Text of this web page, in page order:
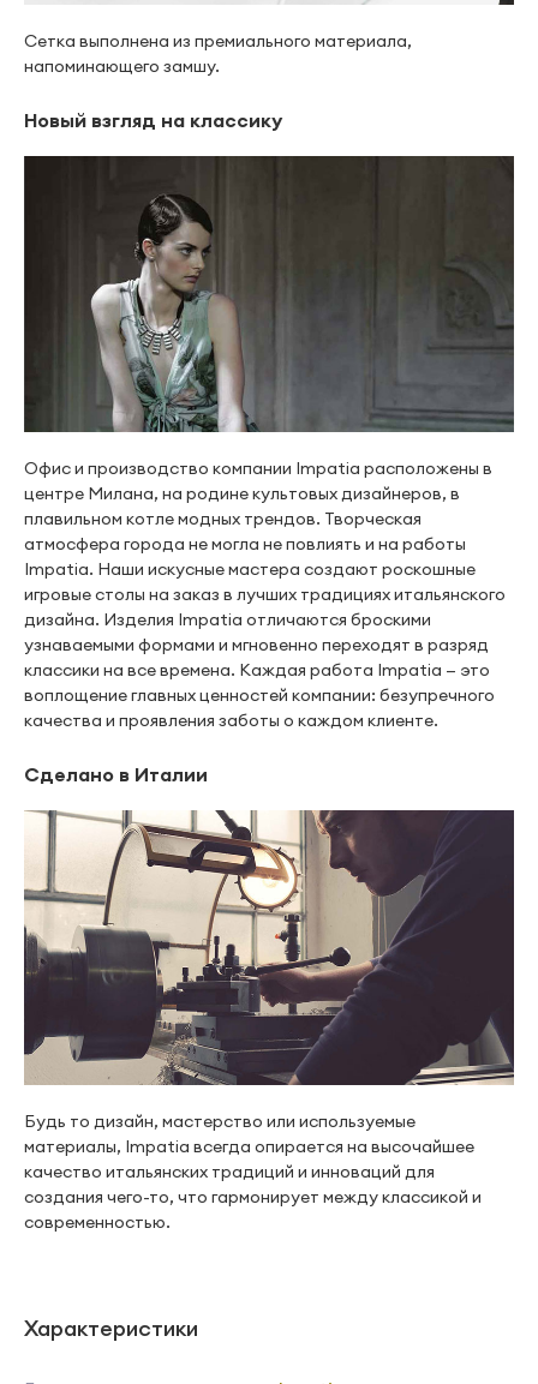
Сетка выполнена из премиального материала,
напоминающего замшу.
Новый взгляд на классику
Офис и производство компании Impatia расположены в
центре Милана, на родине культовых дизайнеров, в
плавильном котле модных трендов. Творческая
атмосфера города не могла не повлиять и на работы
Impatia. Наши искусные мастера создают роскошные
игровые столы на заказ в лучших традициях итальянского
дизайна. Изделия Impatia отличаются броскими
узнаваемыми формами и мгновенно переходят в разряд
классики на все времена. Каждая работа Impatia — это
воплощение главных ценностей компании: безупречного
качества и проявления заботы о каждом клиенте.
Сделано в Италии
Будь то дизайн, мастерство или используемые
материалы, Impatia всегда опирается на высочайшее
качество итальянских традиций и инноваций для
создания чего-то, что гармонирует между классикой и
современностью.
Характеристики